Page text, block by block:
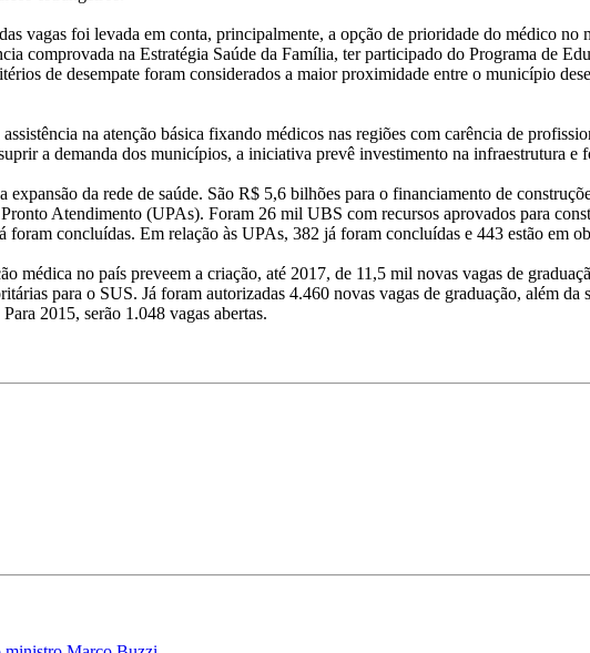
vagas foi levada em conta, principalmente, a opção de prioridade do médico
comprovada na Estratégia Saúde da Família, ter participado do Programa de
de desempate foram considerados a maior proximidade entre o município
na atenção básica fixando médicos nas regiões com carência de
a demanda dos municípios, a iniciativa prevê investimento na infraestrutura e
da rede de saúde. São R$ 5,6 bilhões para o financiamento de
Atendimento (UPAs). Foram 26 mil UBS com recursos aprovados para
concluídas. Em relação às UPAs, 382 já foram concluídas e 443 estão em
médica no país preveem a criação, até 2017, de 11,5 mil novas vagas de
para o SUS. Já foram autorizadas 4.460 novas vagas de graduação, além
2015, serão 1.048 vagas abertas.